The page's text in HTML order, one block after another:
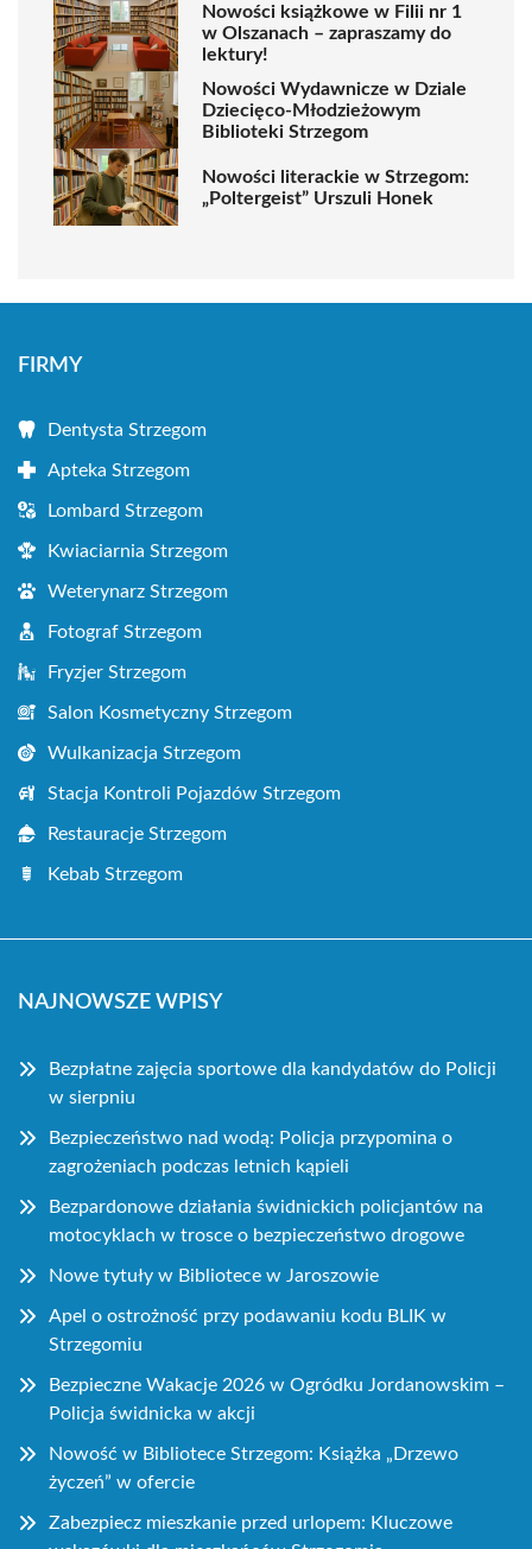
Nowości książkowe w Filii nr 1
w Olszanach – zapraszamy do
lektury!
Nowości Wydawnicze w Dziale
Dziecięco-Młodzieżowym
Biblioteki Strzegom
Nowości literackie w Strzegom:
„Poltergeist” Urszuli Honek
FIRMY
Dentysta Strzegom
Apteka Strzegom
Lombard Strzegom
Kwiaciarnia Strzegom
Weterynarz Strzegom
Fotograf Strzegom
Fryzjer Strzegom
Salon Kosmetyczny Strzegom
Wulkanizacja Strzegom
Stacja Kontroli Pojazdów Strzegom
Restauracje Strzegom
Kebab Strzegom
NAJNOWSZE WPISY
Bezpłatne zajęcia sportowe dla kandydatów do Policji
w sierpniu
Bezpieczeństwo nad wodą: Policja przypomina o
zagrożeniach podczas letnich kąpieli
Bezpardonowe działania świdnickich policjantów na
motocyklach w trosce o bezpieczeństwo drogowe
Nowe tytuły w Bibliotece w Jaroszowie
Apel o ostrożność przy podawaniu kodu BLIK w
Strzegomiu
Bezpieczne Wakacje 2026 w Ogródku Jordanowskim –
Policja świdnicka w akcji
Nowość w Bibliotece Strzegom: Książka „Drzewo
życzeń” w ofercie
Zabezpiecz mieszkanie przed urlopem: Kluczowe